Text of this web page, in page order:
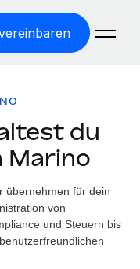
für Niederlassungen
der Einstellung
berechnen
du
Marino
übernehmen für dein
von
und Steuern bis